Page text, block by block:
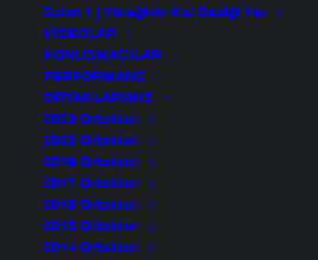
Salon 1 | Yüreğinin Kal Dediği Yer
VIDEOLAR
KONUŞMACILAR
PERFORMANS
ORTAKLARIMIZ
2023 Ortakları
2022 Ortakları
2018 Ortakları
2017 Ortakları
2016 Ortakları
2015 Ortakları
2014 Ortakları